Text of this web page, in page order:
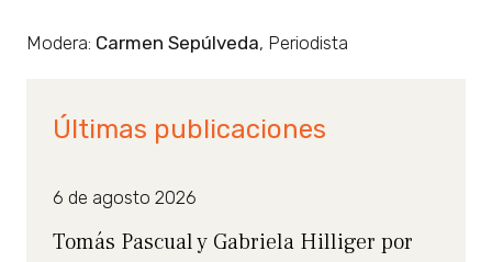
Modera: Carmen Sepúlveda, Periodista
Últimas publicaciones
6 de agosto 2026
Tomás Pascual y Gabriela Hilliger por